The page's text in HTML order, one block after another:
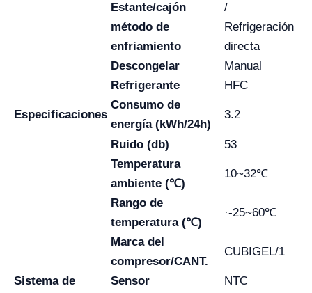
Especificaciones
Estante/cajón
/
método de
enfriamiento
Refrigeración
directa
Descongelar
Manual
Refrigerante
HFC
Consumo de
energía (kWh/24h)
3.2
Ruido (db)
53
Temperatura
ambiente (℃)
10~32℃
Rango de
temperatura (℃)
·-25~60℃
Sistema de
Marca del
compresor/CANT.
CUBIGEL/1
Sensor
NTC